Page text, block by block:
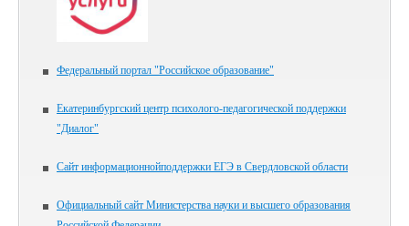
Федеральный портал "Российское образование"
Екатеринбургский центр психолого-педагогической поддержки
"Диалог"
Сайт информационнойподдержки ЕГЭ в Свердловской области
Официальный сайт Министерства науки и высшего образования